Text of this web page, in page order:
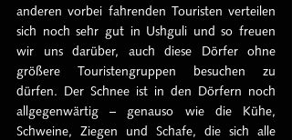
anderen vorbei fahrenden Touristen verteilen
sich noch sehr gut in Ushguli und so freuen
wir uns darüber, auch diese Dörfer ohne
größere Touristengruppen besuchen zu
dürfen. Der Schnee ist in den Dörfern noch
allgegenwärtig – genauso wie die Kühe,
Schweine, Ziegen und Schafe, die sich alle